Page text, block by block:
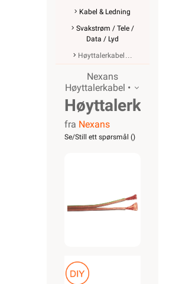
Kabel & Ledning
Svakstrøm / Tele /
Data / Lyd
Høyttalerkabel
Nexans
Høyttalerkabel •
Høyttalerkabel
transp
fra Nexans
Se/Still ett spørsmål ()